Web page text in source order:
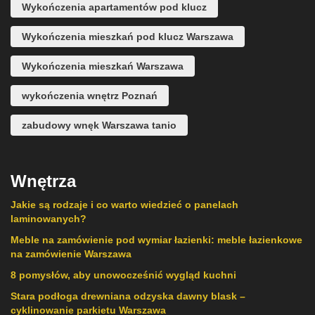
Wykończenia apartamentów pod klucz
Wykończenia mieszkań pod klucz Warszawa
Wykończenia mieszkań Warszawa
wykończenia wnętrz Poznań
zabudowy wnęk Warszawa tanio
Wnętrza
Jakie są rodzaje i co warto wiedzieć o panelach
laminowanych?
Meble na zamówienie pod wymiar łazienki: meble łazienkowe
na zamówienie Warszawa
8 pomysłów, aby unowocześnić wygląd kuchni
Stara podłoga drewniana odzyska dawny blask –
cyklinowanie parkietu Warszawa